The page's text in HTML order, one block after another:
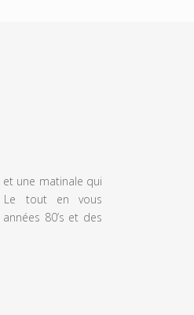
et une matinale qui
Le tout en vous
80’s et des